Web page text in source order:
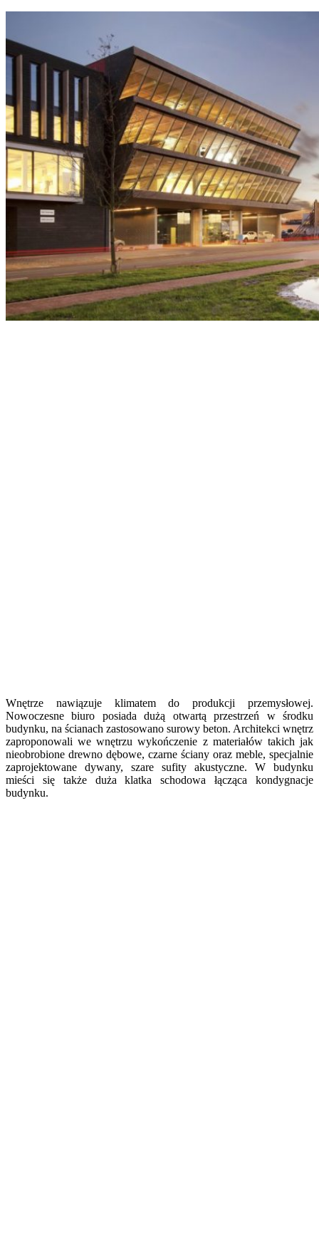
Wnętrze nawiązuje klimatem do produkcji przemysłowej.
Nowoczesne biuro posiada dużą otwartą przestrzeń w środku
budynku, na ścianach zastosowano surowy beton. Architekci wnętrz
zaproponowali we wnętrzu wykończenie z materiałów takich jak
nieobrobione drewno dębowe, czarne ściany oraz meble, specjalnie
zaprojektowane dywany, szare sufity akustyczne. W budynku
mieści się także duża klatka schodowa łącząca kondygnacje
budynku.